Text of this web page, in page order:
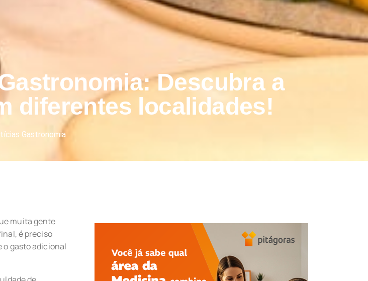
Descubra a
diferentes localidades!
Gastronomia
muita gente
é preciso
o gasto adicional